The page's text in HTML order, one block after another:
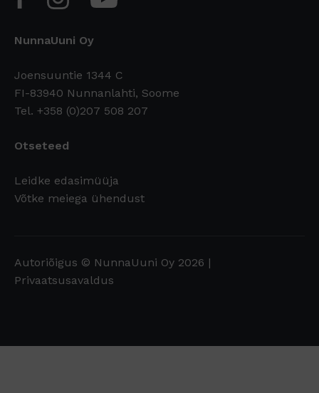
NunnaUuni Oy
Joensuuntie 1344 C
FI-83940 Nunnanlahti, Soome
Tel. +358 (0)207 508 207
Otseteed
Leidke edasimüüja
Võtke meiega ühendust
Autoriõigus © NunnaUuni Oy 2026 |
Privaatsusavaldus